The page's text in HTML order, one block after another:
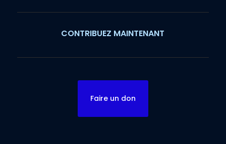
CONTRIBUEZ MAINTENANT
Faire un don